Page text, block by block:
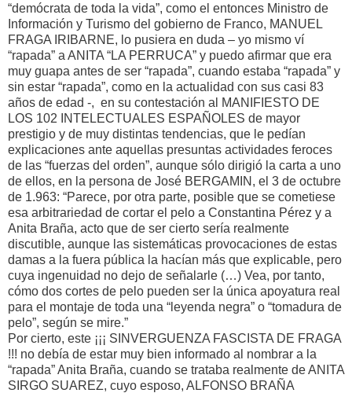
“demócrata de toda la vida”, como el entonces Ministro de
Información y Turismo del gobierno de Franco, MANUEL
FRAGA IRIBARNE, lo pusiera en duda – yo mismo ví
“rapada” a ANITA “LA PERRUCA” y puedo afirmar que era
muy guapa antes de ser “rapada”, cuando estaba “rapada” y
sin estar “rapada”, como en la actualidad con sus casi 83
años de edad -, en su contestación al MANIFIESTO DE
LOS 102 INTELECTUALES ESPAÑOLES de mayor
prestigio y de muy distintas tendencias, que le pedían
explicaciones ante aquellas presuntas actividades feroces
de las “fuerzas del orden”, aunque sólo dirigió la carta a uno
de ellos, en la persona de José BERGAMIN, el 3 de octubre
de 1.963: “Parece, por otra parte, posible que se cometiese
esa arbitrariedad de cortar el pelo a Constantina Pérez y a
Anita Braña, acto que de ser cierto sería realmente
discutible, aunque las sistemáticas provocaciones de estas
damas a la fuera pública la hacían más que explicable, pero
cuya ingenuidad no dejo de señalarle (…) Vea, por tanto,
cómo dos cortes de pelo pueden ser la única apoyatura real
para el montaje de toda una “leyenda negra” o “tomadura de
pelo”, según se mire.”
Por cierto, este ¡¡¡ SINVERGUENZA FASCISTA DE FRAGA
!!! no debía de estar muy bien informado al nombrar a la
“rapada” Anita Braña, cuando se trataba realmente de ANITA
SIRGO SUAREZ, cuyo esposo, ALFONSO BRAÑA